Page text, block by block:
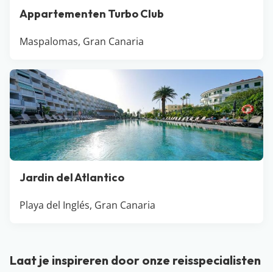
Appartementen Turbo Club
Maspalomas, Gran Canaria
Jardin del Atlantico
Playa del Inglés, Gran Canaria
Laat je inspireren door onze reisspecialisten